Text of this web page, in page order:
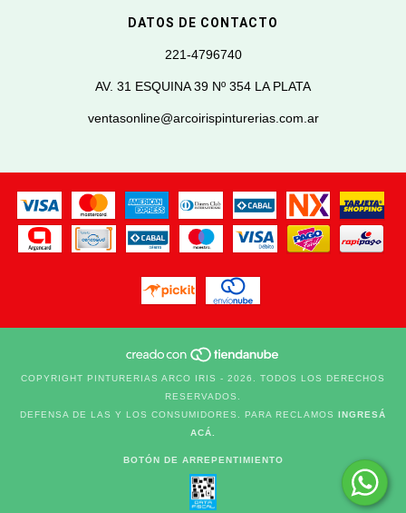
DATOS DE CONTACTO
221-4796740
AV. 31 ESQUINA 39 Nº 354 LA PLATA
ventasonline@arcoirispinturerias.com.ar
COPYRIGHT PINTURERIAS ARCO IRIS - 2026. TODOS LOS DERECHOS
RESERVADOS.
DEFENSA DE LAS Y LOS CONSUMIDORES. PARA RECLAMOS
INGRESÁ
ACÁ.
BOTÓN DE ARREPENTIMIENTO